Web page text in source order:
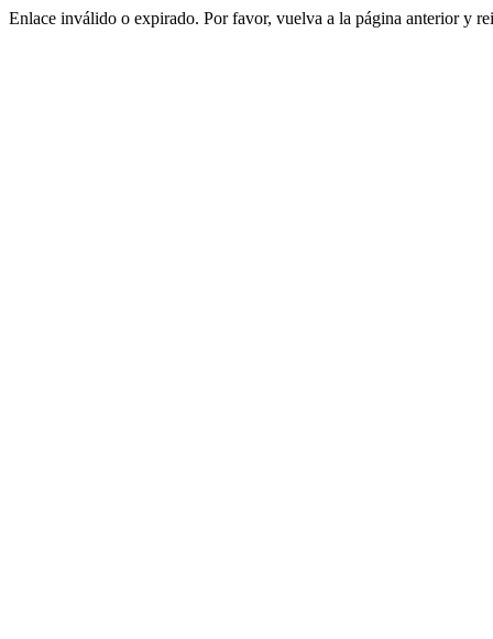
Enlace inválido o expirado. Por favor, vuelva a la página anterior y